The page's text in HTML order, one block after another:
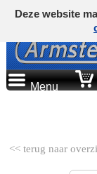
Menu
<< terug naar
Deze website